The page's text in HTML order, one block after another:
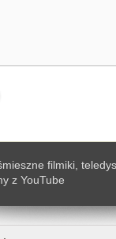
filmiki,
z YouTube